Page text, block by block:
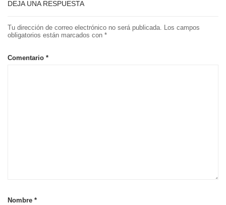
DEJA UNA RESPUESTA
Tu dirección de correo electrónico no será publicada. Los campos
obligatorios están marcados con *
Comentario *
Nombre *